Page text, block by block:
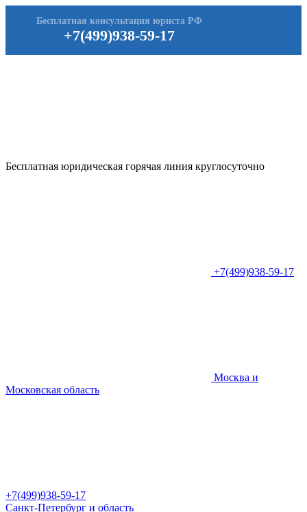
+7(499)938-59-17
Бесплатная консультация юриста РФ
Бесплатная юридическая горячая линия круглосуточно
+7(499)938-59-17
Москва и
Московская область
+7(499)938-59-17
Санкт-Петербург и область